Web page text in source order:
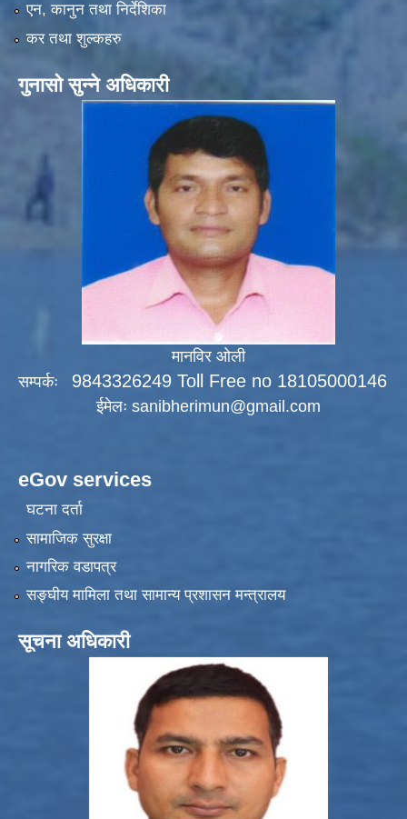
एन, कानुन तथा निर्देशिका
कर तथा शुल्कहरु
गुनासो सुन्ने अधिकारी
मानविर ओली
सम्पर्कः 9843326249 Toll Free no 18105000146
ईमेलः sanibherimun@gmail.com
eGov services
घटना दर्ता
सामाजिक सुरक्षा
नागरिक वडापत्र
सङ्‍घीय मामिला तथा सामान्य प्रशासन मन्त्रालय
सूचना अधिकारी